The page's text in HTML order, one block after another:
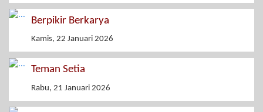
Berpikir Berkarya
Kamis, 22 Januari 2026
Teman Setia
Rabu, 21 Januari 2026